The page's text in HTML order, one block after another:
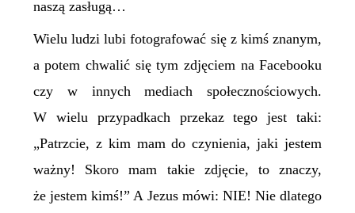
naszą zasługą…
Wielu ludzi lubi fotografować się z kimś znanym,
a potem chwalić się tym zdjęciem na Facebooku
czy w innych mediach społecznościowych.
W wielu przypadkach przekaz tego jest taki:
„Patrzcie, z kim mam do czynienia, jaki jestem
ważny! Skoro mam takie zdjęcie, to znaczy,
że jestem kimś!” A Jezus mówi: NIE! Nie dlatego